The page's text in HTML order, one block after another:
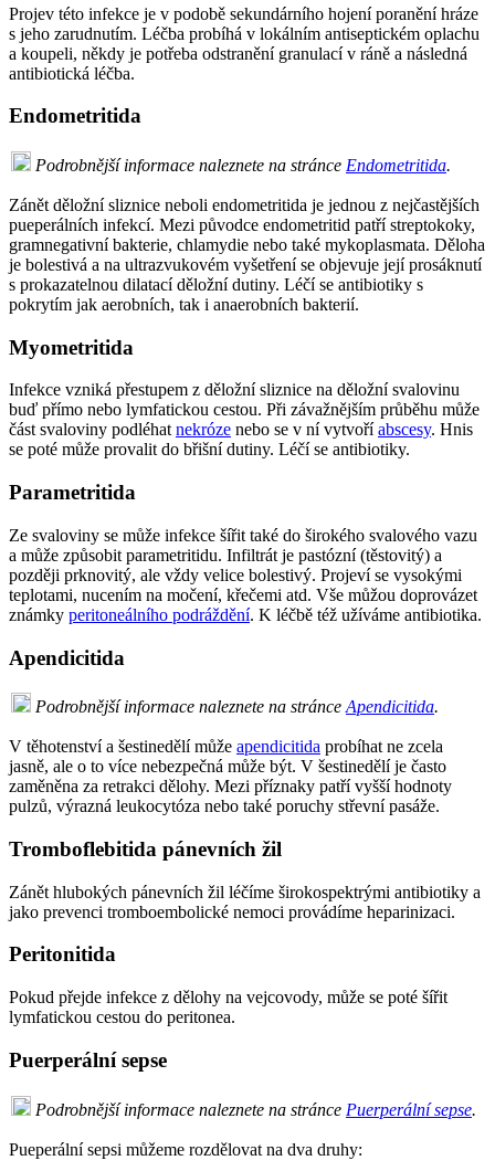
Projev této infekce je v podobě sekundárního hojení poranění hráze
s jeho zarudnutím. Léčba probíhá v lokálním antiseptickém oplachu
a koupeli, někdy je potřeba odstranění granulací v ráně a následná
antibiotická léčba.
Endometritida
Podrobnější informace naleznete na stránce Endometritida.
Zánět děložní sliznice neboli endometritida je jednou z nejčastějších
pueperálních infekcí. Mezi původce endometritid patří streptokoky,
gramnegativní bakterie, chlamydie nebo také mykoplasmata. Děloha
je bolestivá a na ultrazvukovém vyšetření se objevuje její prosáknutí
s prokazatelnou dilatací děložní dutiny. Léčí se antibiotiky s
pokrytím jak aerobních, tak i anaerobních bakterií.
Myometritida
Infekce vzniká přestupem z děložní sliznice na děložní svalovinu
buď přímo nebo lymfatickou cestou. Při závažnějším průběhu může
část svaloviny podléhat nekróze nebo se v ní vytvoříabscesy. Hnis
se poté může provalit do břišní dutiny. Léčí se antibiotiky.
Parametritida
Ze svaloviny se může infekce šířit také do širokého svalového vazu
a může způsobit parametritidu. Infiltrát je pastózní (těstovitý) a
později prknovitý, ale vždy velice bolestivý. Projeví se vysokými
teplotami, nucením na močení, křečemi atd. Vše můžou doprovázet
známky peritoneálního podráždění. K léčbě též užíváme antibiotika.
Apendicitida
Podrobnější informace naleznete na stránce Apendicitida.
V těhotenství a šestinedělí může apendicitida probíhat ne zcela
jasně, ale o to více nebezpečná může být. V šestinedělí je často
zaměněna za retrakci dělohy. Mezi příznaky patří vyšší hodnoty
pulzů, výrazná leukocytóza nebo také poruchy střevní pasáže.
Tromboflebitida pánevních žil
Zánět hlubokých pánevních žil léčíme širokospektrými antibiotiky a
jako prevenci tromboembolické nemoci provádíme heparinizaci.
Peritonitida
Pokud přejde infekce z dělohy na vejcovody, může se poté šířit
lymfatickou cestou do peritonea.
Puerperální sepse
Podrobnější informace naleznete na stránce Puerperální sepse.
Pueperální sepsi můžeme rozdělovat na dva druhy: